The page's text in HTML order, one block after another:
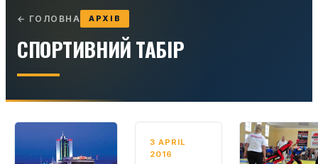
← ГОЛОВНА АРХІВ
СПОРТИВНИЙ ТАБІР
3 APRIL
2016